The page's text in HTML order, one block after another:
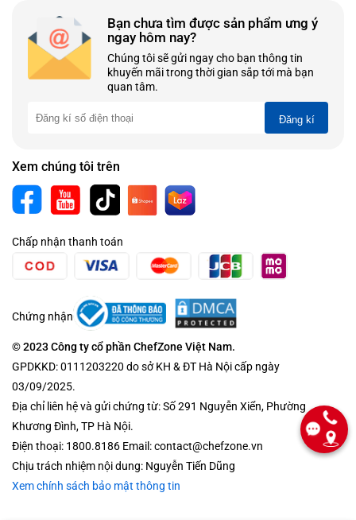
Bạn chưa tìm được sản phẩm ưng ý
ngay hôm nay?
Chúng tôi sẽ gửi ngay cho bạn thông tin
khuyến mãi trong thời gian sắp tới mà bạn
quan tâm.
Đăng kí
Xem chúng tôi trên
Chấp nhận thanh toán
Chứng nhận
© 2023 Công ty cổ phần ChefZone Việt Nam.
GPDKKD: 0111203220 do sở KH & ĐT Hà Nội cấp ngày
03/09/2025.
Địa chỉ liên hệ và gửi chứng từ: Số 291 Nguyễn Xiển, Phường
Khương Đình, TP Hà Nội.
Điện thoại: 1800.8186 Email: contact@chefzone.vn
Chịu trách nhiệm nội dung: Nguyễn Tiến Dũng
Xem chính sách bảo mật thông tin